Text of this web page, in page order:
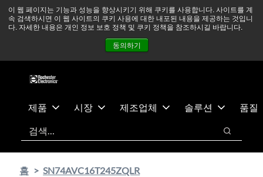
이 웹 페이지는 기능과 성능을 향상시키기 위해 쿠키를 사용합니다. 사이트를 계
속 검색하시면 이 웹 사이트의 쿠키 사용에 대한 내포된 내용을 제공하는 것입니
다. 자세한 내용은 개인 정보 보호 정책 및 쿠키 정책을 참조하시길 바랍니다.
동의하기
츠
건
중동 지역 상황을 지속적으로 주시하고 있으며, 모든 서비스는
정상적으로 운영되고 있습니다. 더 읽어보기 →
뉴스
문의하기
제품 시장 제조업체 솔루션
품질
검색
검색
홈 SN74AVC16T245ZQLR